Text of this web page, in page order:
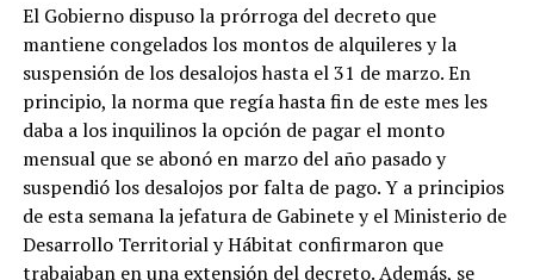
El Gobierno dispuso la prórroga del decreto que
mantiene congelados los montos de alquileres y la
suspensión de los desalojos hasta el 31 de marzo. En
principio, la norma que regía hasta fin de este mes les
daba a los inquilinos la opción de pagar el monto
mensual que se abonó en marzo del año pasado y
suspendió los desalojos por falta de pago. Y a principios
de esta semana la jefatura de Gabinete y el Ministerio de
Desarrollo Territorial y Hábitat confirmaron que
trabajaban en una extensión del decreto. Además, se